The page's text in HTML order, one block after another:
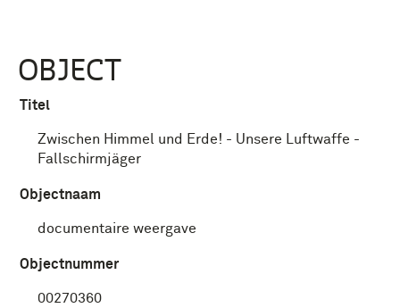
OBJECT
Titel
Zwischen Himmel und Erde! - Unsere Luftwaffe -
Fallschirmjäger
Objectnaam
documentaire weergave
Objectnummer
00270360